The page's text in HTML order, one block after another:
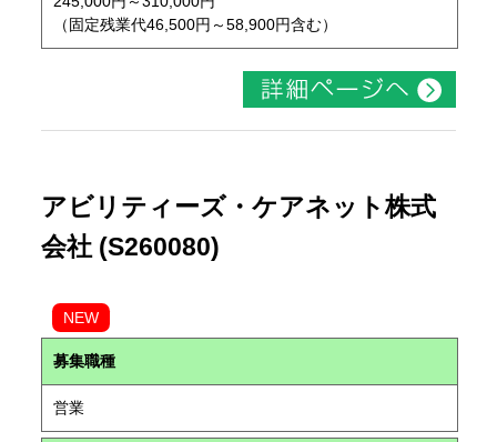
（固定残業代46,500円～58,900円含む）
アビリティーズ・ケアネット株式
会社 (S260080)
NEW
募集職種
営業